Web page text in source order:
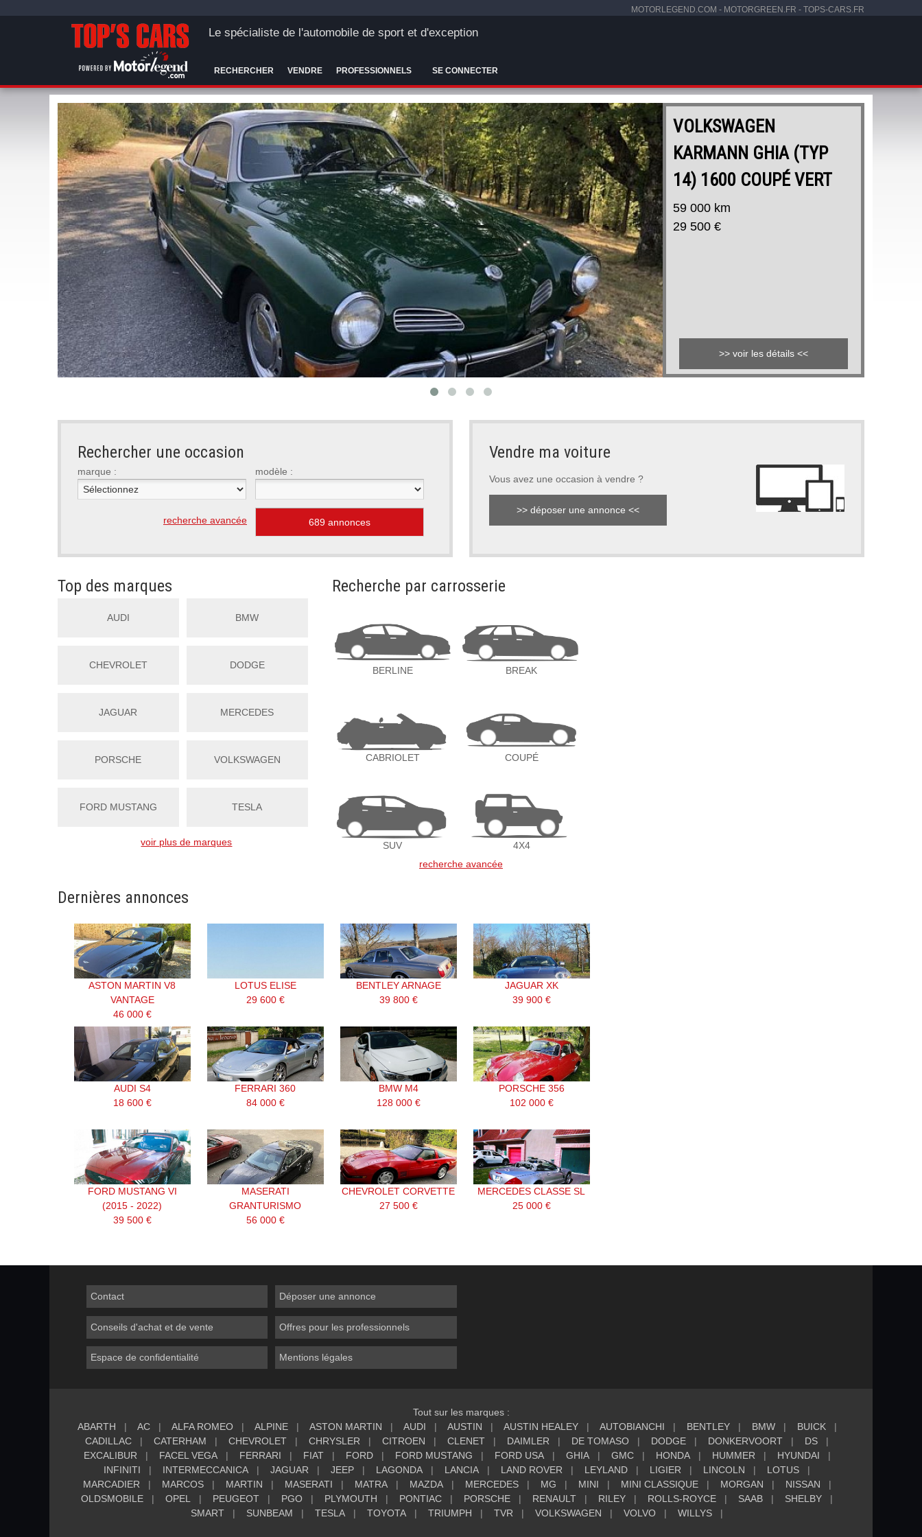
MOTORLEGEND.COM - MOTORGREEN.FR - TOPS-CARS.FR
Le spécialiste de l'automobile de sport et d'exception
RECHERCHER VENDRE PROFESSIONNELS SE CONNECTER
VOLKSWAGEN
KARMANN GHIA (TYP
14) 1600 COUPÉ VERT
59 000 km
29 500 €
>> voir les détails <<
Rechercher une occasion
marque : modèle :
recherche avancée
Vendre ma voiture
Vous avez une occasion à vendre ?
>> déposer une annonce <<
Top des marques
AUDI BMW
CHEVROLET DODGE
JAGUAR MERCEDES
PORSCHE VOLKSWAGEN
FORD MUSTANG TESLA
voir plus de marques
Recherche par carrosserie
BERLINE BREAK
CABRIOLET COUPÉ
SUV
4X4
recherche avancée
Dernières annonces
ASTON MARTIN V8
VANTAGE
46 000 €
LOTUS ELISE
29 600 €
BENTLEY ARNAGE
39 800 €
JAGUAR XK
39 900 €
AUDI S4
18 600 €
FERRARI 360
84 000 €
BMW M4
128 000 €
PORSCHE 356
102 000 €
FORD MUSTANG VI
(2015 - 2022)
39 500 €
MASERATI
GRANTURISMO
56 000 €
CHEVROLET CORVETTE
27 500 €
MERCEDES CLASSE SL
25 000 €
Contact Déposer une annonce
Conseils d'achat et de vente Offres pour les professionnels
Espace de confidentialité Mentions légales
Tout sur les marques :
ABARTH
AC ALFA ROMEO ALPINE ASTON MARTIN AUDI AUSTIN AUSTIN HEALEY AUTOBIANCHI BENTLEY BMW
BUICK
CADILLAC
CATERHAM CHEVROLET CHRYSLER CITROEN CLENET DAIMLER DE TOMASO DODGE DONKERVOORT
DS
EXCALIBUR
FACEL VEGA FERRARI FIAT FORD FORD MUSTANG FORD USA GHIA GMC HONDA HUMMER
HYUNDAI
INFINITI
INTERMECCANICA JAGUAR JEEP LAGONDA LANCIA LAND ROVER LEYLAND LIGIER LINCOLN
LOTUS
MARCADIER
MARCOS MARTIN MASERATI MATRA MAZDA MERCEDES MG MINI MINI CLASSIQUE MORGAN
NISSAN
OLDSMOBILE
OPEL PEUGEOT PGO PLYMOUTH PONTIAC PORSCHE RENAULT RILEY ROLLS-ROYCE SAAB
SHELBY
SMART
SUNBEAM TESLA TOYOTA TRIUMPH TVR VOLKSWAGEN VOLVO WILLYS